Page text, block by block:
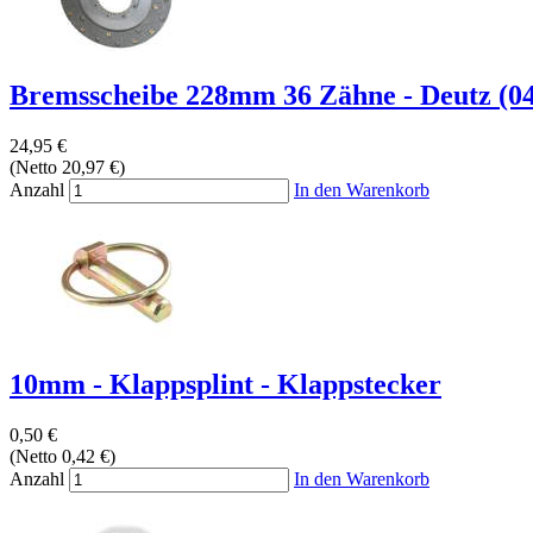
Bremsscheibe 228mm 36 Zähne - Deutz
24,95 €
(Netto 20,97 €)
Anzahl
In den Warenkorb
10mm - Klappsplint - Klappstecker
0,50 €
(Netto 0,42 €)
Anzahl
In den Warenkorb